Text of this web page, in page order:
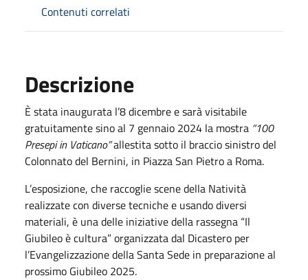
Contenuti correlati
Descrizione
È stata inaugurata l’8 dicembre e sarà visitabile
gratuitamente sino al 7 gennaio 2024 la mostra “100
Presepi in Vaticano”allestita sotto il braccio sinistro del
Colonnato del Bernini, in Piazza San Pietro a Roma.
L’esposizione, che raccoglie scene della Natività
realizzate con diverse tecniche e usando diversi
materiali, è una delle iniziative della rassegna “Il
Giubileo è cultura” organizzata dal Dicastero per
l’Evangelizzazione della Santa Sede in preparazione al
prossimo Giubileo 2025.